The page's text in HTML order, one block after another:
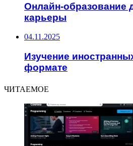
Онлайн-образование
карьеры
04.11.2025
Изучение
формате
ЧИТАЕМОЕ